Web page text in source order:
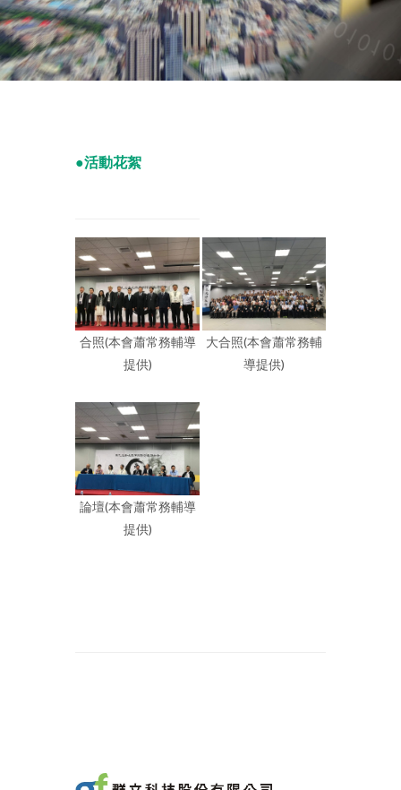
●活動花絮
合照(本會蕭常務輔導
提供)
大合照(本會蕭常務輔
導提供)
論壇(本會蕭常務輔導
提供)